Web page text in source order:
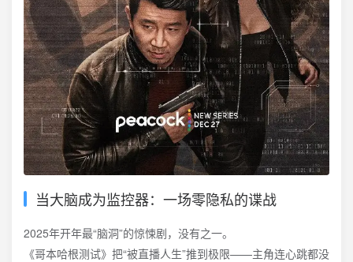
当大脑成为监控器：一场零隐私的谍战
2025年开年最“脑洞”的惊悚剧，没有之一。
《哥本哈根测试》把“被直播人生”推到极限——主角连心跳都没